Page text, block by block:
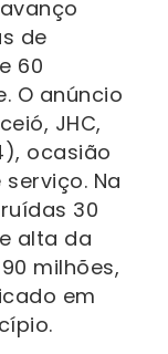
de
60
O anúncio
JHC,
ocasião
Na
30
alta da
milhões,
em